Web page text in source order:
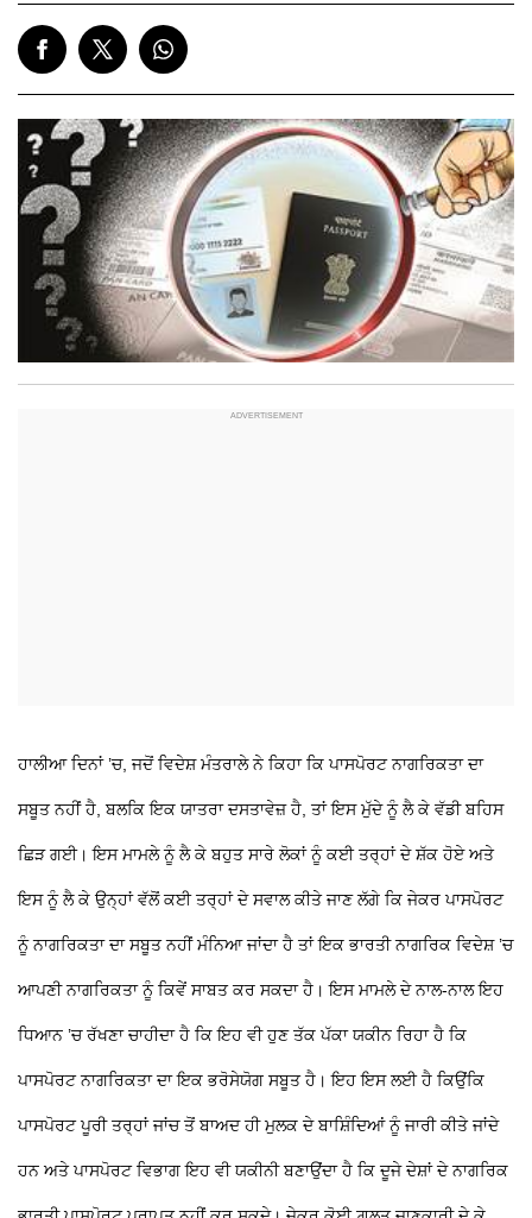
ਹਾਲੀਆ ਦਿਨਾਂ ’ਚ, ਜਦੋਂ ਵਿਦੇਸ਼ ਮੰਤਰਾਲੇ ਨੇ ਕਿਹਾ ਕਿ ਪਾਸਪੋਰਟ ਨਾਗਰਿਕਤਾ ਦਾ
ਸਬੂਤ ਨਹੀਂ ਹੈ, ਬਲਕਿ ਇਕ ਯਾਤਰਾ ਦਸਤਾਵੇਜ਼ ਹੈ, ਤਾਂ ਇਸ ਮੁੱਦੇ ਨੂੰ ਲੈ ਕੇ ਵੱਡੀ ਬਹਿਸ
ਛਿੜ ਗਈ। ਇਸ ਮਾਮਲੇ ਨੂੰ ਲੈ ਕੇ ਬਹੁਤ ਸਾਰੇ ਲੋਕਾਂ ਨੂੰ ਕਈ ਤਰ੍ਹਾਂ ਦੇ ਸ਼ੱਕ ਹੋਏ ਅਤੇ
ਇਸ ਨੂੰ ਲੈ ਕੇ ਉਨ੍ਹਾਂ ਵੱਲੋਂ ਕਈ ਤਰ੍ਹਾਂ ਦੇ ਸਵਾਲ ਕੀਤੇ ਜਾਣ ਲੱਗੇ ਕਿ ਜੇਕਰ ਪਾਸਪੋਰਟ
ਨੂੰ ਨਾਗਰਿਕਤਾ ਦਾ ਸਬੂਤ ਨਹੀਂ ਮੰਨਿਆ ਜਾਂਦਾ ਹੈ ਤਾਂ ਇਕ ਭਾਰਤੀ ਨਾਗਰਿਕ ਵਿਦੇਸ਼ ’ਚ
ਆਪਣੀ ਨਾਗਰਿਕਤਾ ਨੂੰ ਕਿਵੇਂ ਸਾਬਤ ਕਰ ਸਕਦਾ ਹੈ। ਇਸ ਮਾਮਲੇ ਦੇ ਨਾਲ-ਨਾਲ ਇਹ
ਧਿਆਨ ’ਚ ਰੱਖਣਾ ਚਾਹੀਦਾ ਹੈ ਕਿ ਇਹ ਵੀ ਹੁਣ ਤੱਕ ਪੱਕਾ ਯਕੀਨ ਰਿਹਾ ਹੈ ਕਿ
ਪਾਸਪੋਰਟ ਨਾਗਰਿਕਤਾ ਦਾ ਇਕ ਭਰੋਸੇਯੋਗ ਸਬੂਤ ਹੈ। ਇਹ ਇਸ ਲਈ ਹੈ ਕਿਉਂਕਿ
ਪਾਸਪੋਰਟ ਪੂਰੀ ਤਰ੍ਹਾਂ ਜਾਂਚ ਤੋਂ ਬਾਅਦ ਹੀ ਮੁਲਕ ਦੇ ਬਾਸ਼ਿੰਦਿਆਂ ਨੂੰ ਜਾਰੀ ਕੀਤੇ ਜਾਂਦੇ
ਹਨ ਅਤੇ ਪਾਸਪੋਰਟ ਵਿਭਾਗ ਇਹ ਵੀ ਯਕੀਨੀ ਬਣਾਉਂਦਾ ਹੈ ਕਿ ਦੂਜੇ ਦੇਸ਼ਾਂ ਦੇ ਨਾਗਰਿਕ